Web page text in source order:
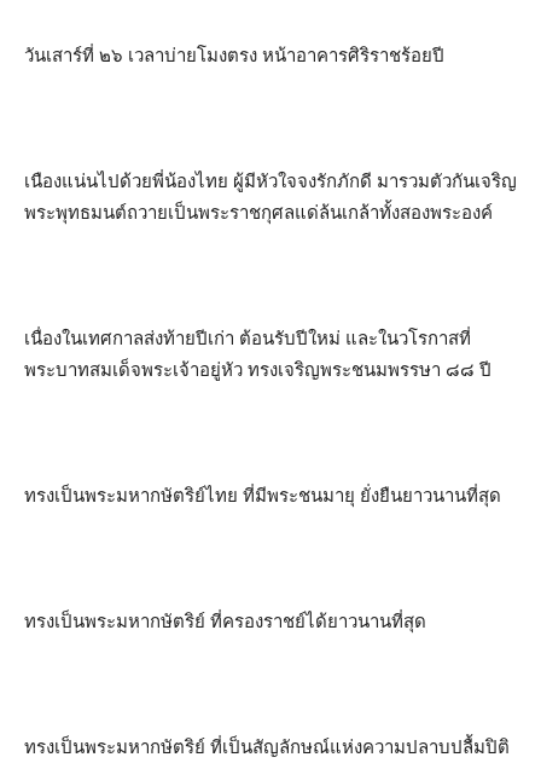
วันเสาร์ที่ ๒๖ เวลาบ่ายโมงตรง หน้าอาคารศิริราชร้อยปี
เนืองแน่นไปด้วยพี่น้องไทย ผู้มีหัวใจจงรักภักดี มารวมตัวกันเจริญ
พระพุทธมนต์ถวายเป็นพระราชกุศลแด่ล้นเกล้าทั้งสองพระองค์
เนื่องในเทศกาลส่งท้ายปีเก่า ต้อนรับปีใหม่ และในวโรกาสที่
พระบาทสมเด็จพระเจ้าอยู่หัว ทรงเจริญพระชนมพรรษา ๘๘ ปี
ทรงเป็นพระมหากษัตริย์ไทย ที่มีพระชนมายุ ยั่งยืนยาวนานที่สุด
ทรงเป็นพระมหากษัตริย์ ที่ครองราชย์ได้ยาวนานที่สุด
ทรงเป็นพระมหากษัตริย์ ที่เป็นสัญลักษณ์แห่งความปลาบปลื้มปิติ